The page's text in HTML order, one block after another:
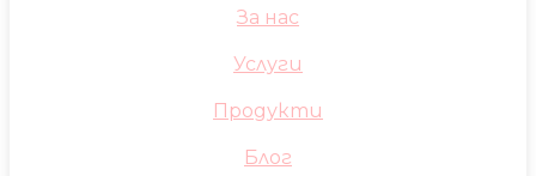
За нас
Услуги
Продукти
Блог